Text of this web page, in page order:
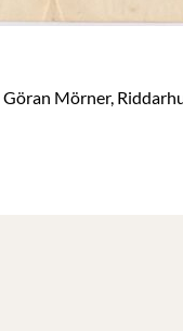
Göran Mörner,